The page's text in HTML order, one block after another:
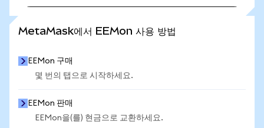
MetaMask에서 EEMon 사용 방법
EEMon 구매
몇 번의 탭으로 시작하세요.
EEMon 판매
EEMon을(를) 현금으로 교환하세요.